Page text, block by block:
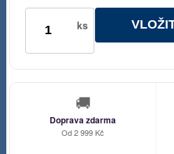
ks
🚚
Doprava zdarma
Od 2 999 Kč